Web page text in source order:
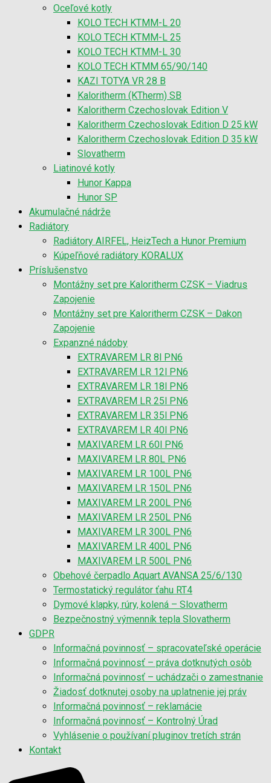
Oceľové kotly
KOLO TECH KTMM-L 20
KOLO TECH KTMM-L 25
KOLO TECH KTMM-L 30
KOLO TECH KTMM 65/90/140
KAZI TOTYA VR 28 B
Kaloritherm (KTherm) SB
Kaloritherm Czechoslovak Edition V
Kaloritherm Czechoslovak Edition D 25 kW
Kaloritherm Czechoslovak Edition D 35 kW
Slovatherm
Liatinové kotly
Hunor Kappa
Hunor SP
Akumulačné nádrže
Radiátory
Radiátory AIRFEL, HeizTech a Hunor Premium
Kúpeľňové radiátory KORALUX
Príslušenstvo
Montážny set pre Kaloritherm CZSK – Viadrus
Zapojenie
Montážny set pre Kaloritherm CZSK – Dakon
Zapojenie
Expanzné nádoby
EXTRAVAREM LR 8l PN6
EXTRAVAREM LR 12l PN6
EXTRAVAREM LR 18l PN6
EXTRAVAREM LR 25l PN6
EXTRAVAREM LR 35l PN6
EXTRAVAREM LR 40l PN6
MAXIVAREM LR 60l PN6
MAXIVAREM LR 80L PN6
MAXIVAREM LR 100L PN6
MAXIVAREM LR 150L PN6
MAXIVAREM LR 200L PN6
MAXIVAREM LR 250L PN6
MAXIVAREM LR 300L PN6
MAXIVAREM LR 400L PN6
MAXIVAREM LR 500L PN6
Obehové čerpadlo Aquart AVANSA 25/6/130
Termostatický regulátor ťahu RT4
Dymové klapky, rúry, kolená – Slovatherm
Bezpečnostný výmenník tepla Slovatherm
GDPR
Informačná povinnosť – spracovateľské operácie
Informačná povinnosť – práva dotknutých osôb
Informačná povinnosť – uchádzači o zamestnanie
Žiadosť dotknutej osoby na uplatnenie jej práv
Informačná povinnosť – reklamácie
Informačná povinnosť – Kontrolný Úrad
Vyhlásenie o používaní pluginov tretích strán
Kontakt